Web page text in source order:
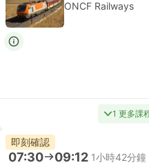
ONCF Railways
1 更多課
即刻確認
07:30 09:12 1小時42分鐘